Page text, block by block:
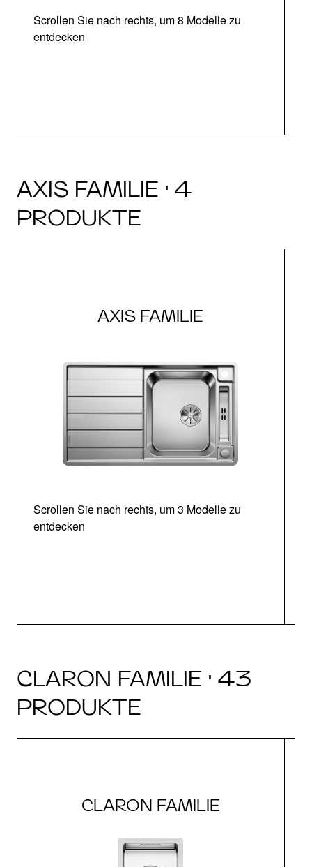
Scrollen Sie nach rechts, um 8 Modelle zu
entdecken
AXIS FAMILIE · 4
PRODUKTE
AXIS FAMILIE
Scrollen Sie nach rechts, um 3 Modelle zu
entdecken
CLARON FAMILIE · 43
PRODUKTE
CLARON FAMILIE